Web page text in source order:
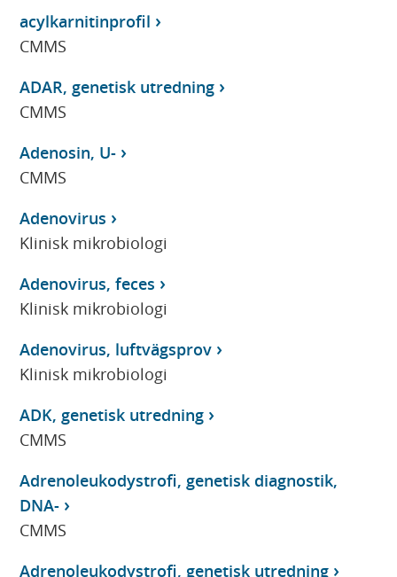
acylkarnitinprofil
CMMS
ADAR, genetisk utredning
CMMS
Adenosin, U-
CMMS
Adenovirus
Klinisk mikrobiologi
Adenovirus, feces
Klinisk mikrobiologi
Adenovirus, luftvägsprov
Klinisk mikrobiologi
ADK, genetisk utredning
CMMS
Adrenoleukodystrofi, genetisk diagnostik,
DNA-
CMMS
Adrenoleukodystrofi, genetisk utredning